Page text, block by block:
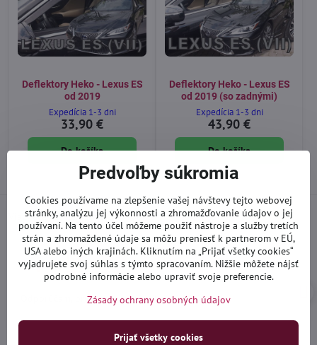
Deflektory Heko - Lexus ES
od 2019
Expedícia 1-3 dni
33,90 €
Do košíka
Deflektory Heko - Lexus ES
od 2019 (so zadnými)
Expedícia 1-3 dni
43,90 €
Do košíka
Viac recenzií nájdete ajna Google
I Ivan_yogi92
Hodnotenie:
5
5
Odporúčam, prístup ku zákazníkom 100%
Predvoľby súkromia
Cookies používame na zlepšenie vašej návštevy tejto webovej
stránky, analýzu jej výkonnosti a zhromažďovanie údajov o jej
používaní. Na tento účel môžeme použiť nástroje a služby tretích
strán a zhromaždené údaje sa môžu preniesť k partnerom v EÚ,
USA alebo iných krajinách. Kliknutím na „Prijať všetky cookies“
vyjadrujete svoj súhlas s týmto spracovaním. Nižšie môžete nájsť
podrobné informácie alebo upraviť svoje preferencie.
Zásady ochrany osobných údajov
Prijať všetky cookies